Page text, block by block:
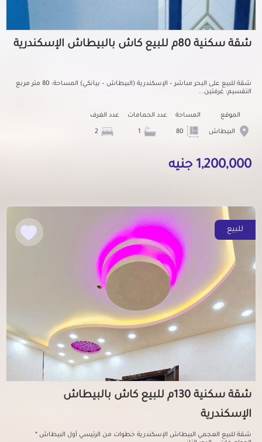
شقة سكنية 80م للبيع كاش بالبيطاش الإسكندرية
شقة للبيع على البحر مباشر – الإسكندرية (البيطاش – بيانكي) المساحة: 80 متر مربع
التقسيم: غرفتين...
الموقع
البيطاش
المساحة عدد الحمامات عدد الغرف
1,200,000 جنيه
للبيع
شقة سكنية 130م للبيع كاش بالبيطاش
الإسكندرية
شقة للبيع العجمي البيطاش الإسكندرية خطوات من الرئيسي أول البيطاش *